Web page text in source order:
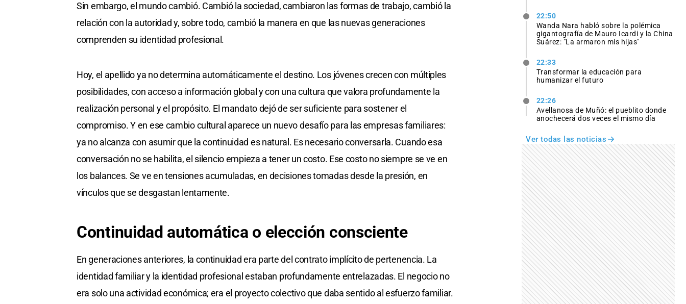
Sin embargo, el mundo cambió. Cambió la sociedad, cambiaron las formas de trabajo, cambió la
relación con la autoridad y, sobre todo, cambió la manera en que las nuevas generaciones
comprenden su identidad profesional.
Hoy, el apellido ya no determina automáticamente el destino. Los jóvenes crecen con múltiples
posibilidades, con acceso a información global y con una cultura que valora profundamente la
realización personal y el propósito. El mandato dejó de ser suficiente para sostener el
compromiso. Y en ese cambio cultural aparece un nuevo desafío para las empresas familiares:
ya no alcanza con asumir que la continuidad es natural. Es necesario conversarla. Cuando esa
conversación no se habilita, el silencio empieza a tener un costo. Ese costo no siempre se ve en
los balances. Se ve en tensiones acumuladas, en decisiones tomadas desde la presión, en
vínculos que se desgastan lentamente.
Continuidad automática o elección consciente
En generaciones anteriores, la continuidad era parte del contrato implícito de pertenencia. La
identidad familiar y la identidad profesional estaban profundamente entrelazadas. El negocio no
era solo una actividad económica; era el proyecto colectivo que daba sentido al esfuerzo familiar.
22:50
Wanda Nara habló sobre la polémica
gigantografía de Mauro Icardi y la China
Suárez: "La armaron mis hijas"
22:33
Transformar la educación para
humanizar el futuro
22:26
Avellanosa de Muñó: el pueblito donde
anochecerá dos veces el mismo día
Ver todas las noticias